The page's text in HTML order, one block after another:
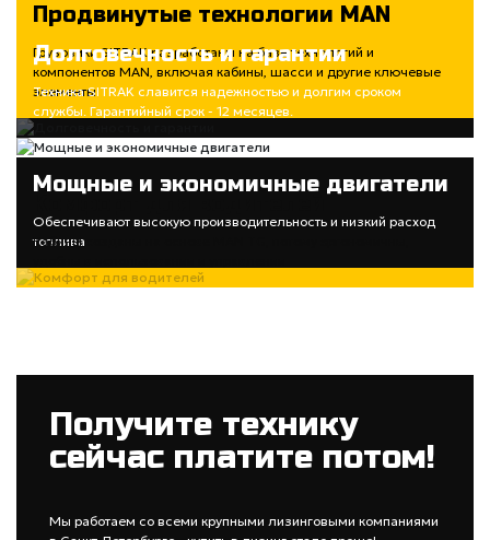
Продвинутые технологии MAN
Грузовики SITRAK разработаны на базе технологий и
компонентов MAN, включая кабины, шасси и другие ключевые
элементы
Долговечность и гарантии
Техника SITRAK славится надежностью и долгим сроком
службы. Гарантийный срок - 12 месяцев.
Мощные и экономичные двигатели
Обеспечивают высокую производительность и низкий расход
топлива
Комфорт для водителей
Кабины созданы на основе MAN TG, потому эргономичны,
Получите технику
сейчас платите потом!
Мы работаем со всеми крупными лизинговыми компаниями